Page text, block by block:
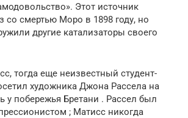
Этот источник
со смертью Моро в 1898 году, но
другие катализаторы своего
тогда еще неизвестный студент-
художника Джона Рассела на
у побережья Бретани . Рассел был
; Матисс никогда